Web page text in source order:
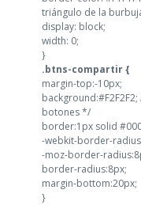
triángulo de la
display: block;
width: 0;
}
.btns-compartir {
margin-top:-10px;
botones */
border:1px solid
-webkit-border-
-moz-border-
border-radius:8px;
margin-bottom:20px;
}